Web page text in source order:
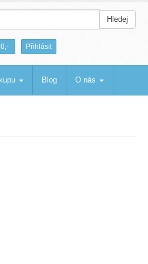
Hledej
0,- Přihlásit
Blog O nás